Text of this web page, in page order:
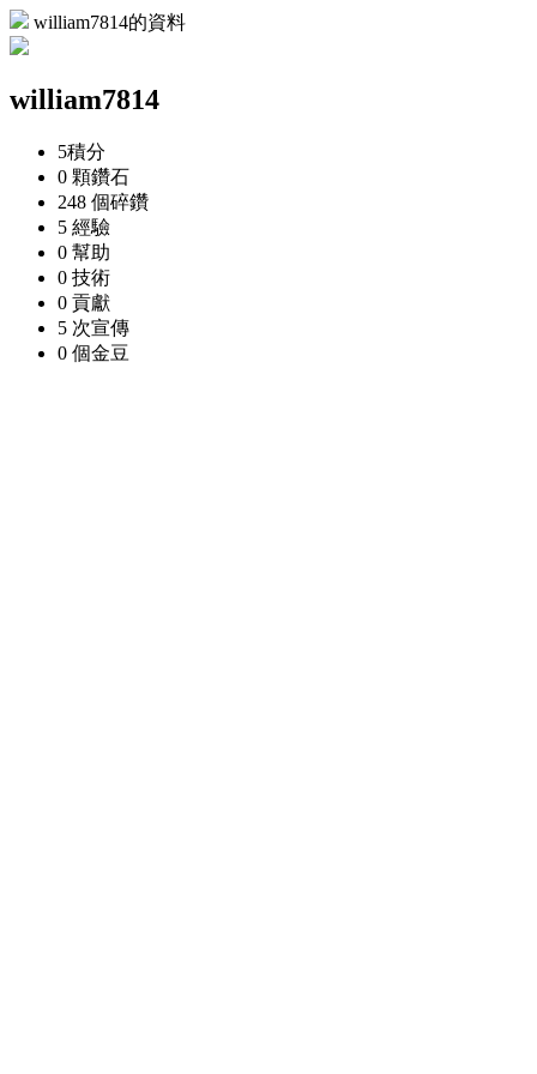
william7814的資料
william7814
5積分
0 顆鑽石
248 個碎鑽
5 經驗
0 幫助
0 技術
0 貢獻
5 次宣傳
0 個金豆